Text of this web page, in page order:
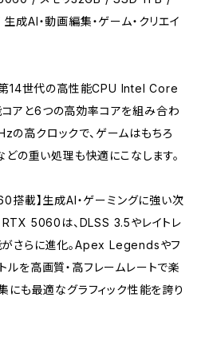
AI・動画編集・ゲーム・クリエイ
14世代の高性能CPU Intel Core
アと6つの高効率コアを組み合わ
の高クロックで、ゲームはもちろ
どの重い処理も快適にこなします。
載】生成AI・ゲーミングに強い次
5060は、DLSS 3.5やレイトレ
がさらに進化。Apex Legendsやフ
ルを高画質・高フレームレートで楽
にも最適なグラフィック性能を誇り